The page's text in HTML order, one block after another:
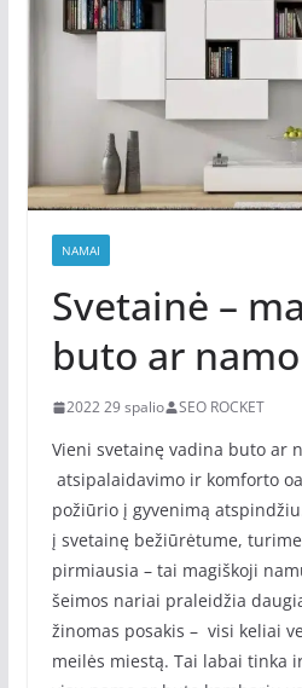
NAMAI
Svetainė –
buto ar
2022 29 spalio SEO ROCKET
Vieni svetainę vadina buto ar
atsipalaidavimo ir komforto
požiūrio į gyvenimą
į svetainę bežiūrėtume,
pirmiausia – tai magiškoji
šeimos nariai praleidžia
žinomas posakis – visi keliai
meilės miestą. Tai labai tinka